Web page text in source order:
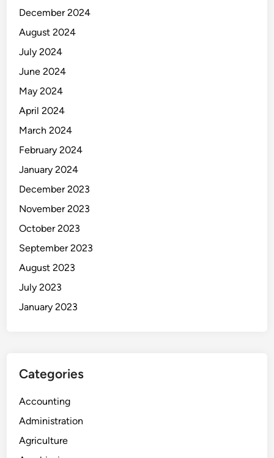
December 2024
August 2024
July 2024
June 2024
May 2024
April 2024
March 2024
February 2024
January 2024
December 2023
November 2023
October 2023
September 2023
August 2023
July 2023
January 2023
Categories
Accounting
Administration
Agriculture